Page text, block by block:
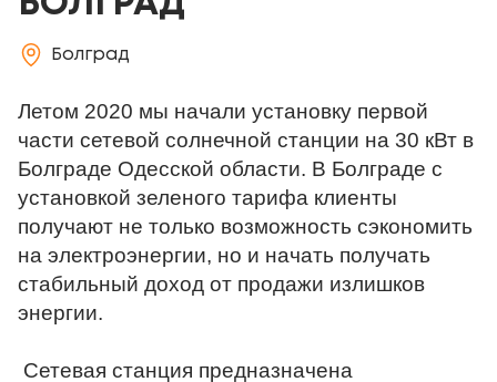
Болград
Летом 2020 мы начали установку первой
части сетевой солнечной станции на 30 кВт в
Болграде Одесской области. В Болграде с
установкой зеленого тарифа клиенты
получают не только возможность сэкономить
на электроэнергии, но и начать получать
стабильный доход от продажи излишков
энергии.
Сетевая станция предназначена